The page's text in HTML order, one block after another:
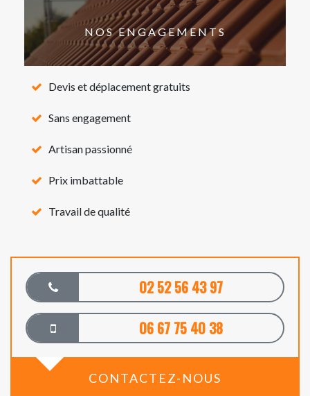
NOS ENGAGEMENTS
Devis et déplacement gratuits
Sans engagement
Artisan passionné
Prix imbattable
Travail de qualité
02 52 56 43 97
06 67 75 40 38
CONTACTEZ-NOUS